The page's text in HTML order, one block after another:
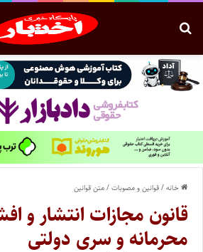
خانه/قوانین و مصوبات/متن قوانین
قانون مجازات انتشار و
محرمانه و سری دولتی